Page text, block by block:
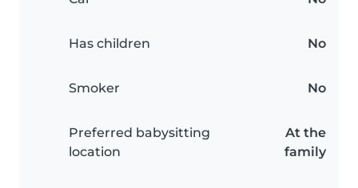
Has children No
Smoker No
Preferred babysitting
location
At the
family